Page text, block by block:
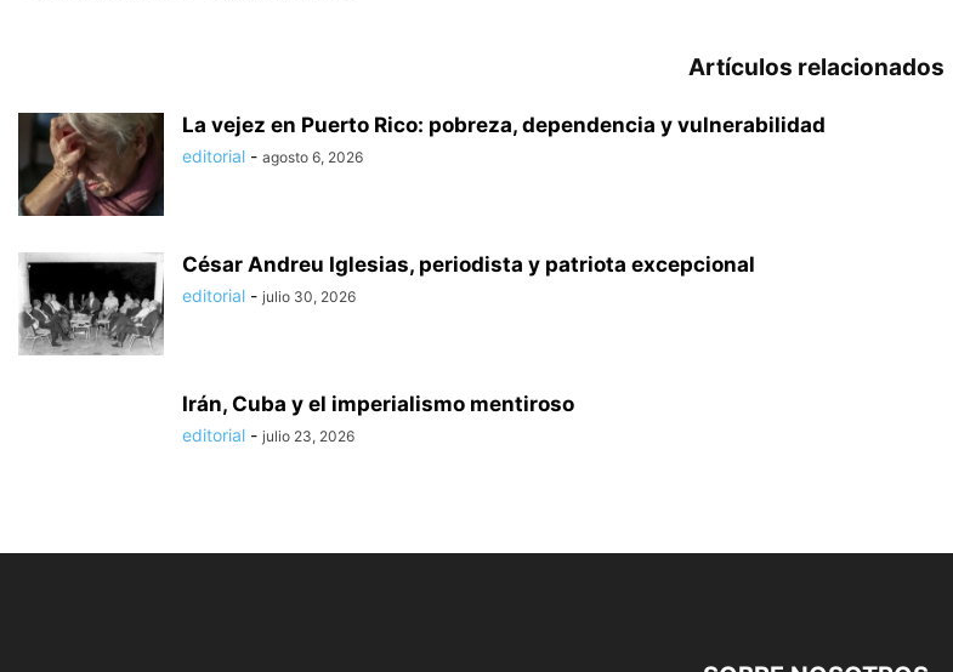
Artículos relacionados
La vejez en Puerto Rico: pobreza, dependencia y vulnerabilidad
editorial - agosto 6, 2026
César Andreu Iglesias, periodista y patriota excepcional
editorial - julio 30, 2026
Irán, Cuba y el imperialismo mentiroso
editorial - julio 23, 2026